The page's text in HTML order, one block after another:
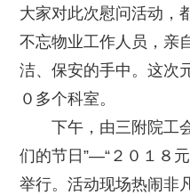
大家对此次慰问活动，
不忘物业工作人员，亲
洁、保安的手中。这次
０多个科室。
下午，由三附院工
们的节日”—“２０１８
举行。活动现场热闹非